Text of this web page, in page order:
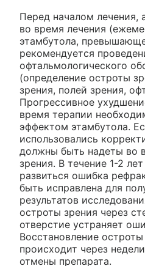
Перед началом лечения,
во время лечения
этамбутола,
рекомендуется
офтальмологического
(определение остроты
зрения, полей зрения,
Прогрессивное
время терапии
эффектом этамбутола.
использовались
должны быть надеты во
зрения. В течение 1-2
развиться ошибка
быть исправлена для
результатов
остроты зрения через
отверстие устраняет
Восстановление
происходит через
отмены препарата.